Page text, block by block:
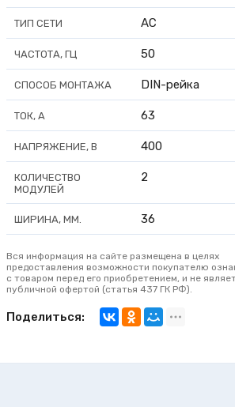
ТИП СЕТИ AC
ЧАСТОТА, ГЦ 50
СПОСОБ МОНТАЖА DIN-рейка
ТОК, А 63
НАПРЯЖЕНИЕ, В 400
КОЛИЧЕСТВО
МОДУЛЕЙ
2
ШИРИНА, ММ. 36
Вся информация на сайте размещена в целях
предоставления возможности покупателю
с товаром перед его приобретением, и не
публичной офертой (статья 437 ГК РФ).
Поделиться: